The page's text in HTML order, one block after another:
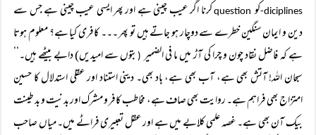
diciplines- کوquestion
کرنا اگر عیب چینی ہے اور پھر ایسی عیب چینی ہے جس سے
دین و ایمان سنگین خطرے سے دوچار ہو جاتے ہیں تو پھر ۔۔۔ کافری کیا ہے؟ معلوم ہوتا
ہے کہ فاضل نقاد چون و چرا کی آڑ میں ما فی الضمیر ( بتوں سے امیدیں) دابے بیٹھے ہیں۔‘‘
سبحان اللہ! آتش بھی ہے، آب بھی ہے، باد بھی۔ دینی استناد اور عقلی استدلال کا حسین
امتزاج بھی فراہم ہے۔ روایت بھی صاف ہے، مخاطب کافر و مشرک اور بدنیت و بد طینت
بیک آن بھی ہے۔ غصہ علمی کلابے میں ہے اور عقل تعبیری فراٹے میں۔ میاں صاحب